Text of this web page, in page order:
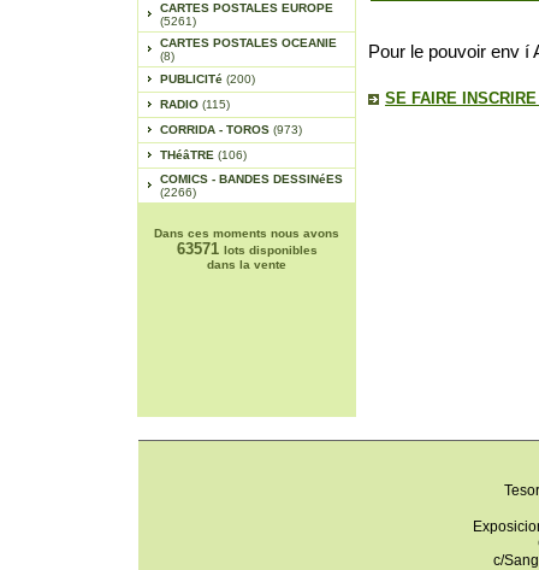
CARTES POSTALES EUROPE
(5261)
CARTES POSTALES OCEANIE
(8)
PUBLICITé (200)
RADIO (115)
CORRIDA - TOROS (973)
THéâTRE (106)
COMICS - BANDES DESSINéES
(2266)
Dans ces moments nous avons
63571 lots disponibles
dans la vente
Pour le pouvoir env í
SE FAIRE
c/